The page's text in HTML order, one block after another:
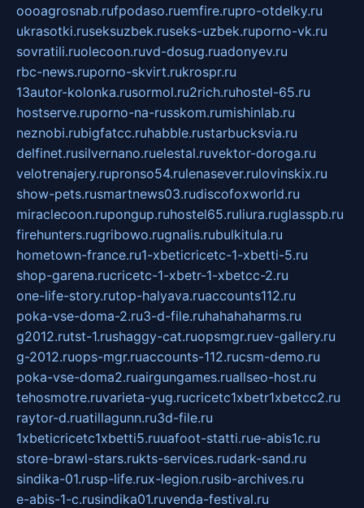
oooagrosnab.rufpodaso.ruemfire.rupro-otdelky.ru
ukrasotki.ruseksuzbek.ruseks-uzbek.ruporno-vk.ru
sovratili.ruolecoon.ruvd-dosug.ruadonyev.ru
rbc-news.ruporno-skvirt.rukrospr.ru
13autor-kolonka.rusormol.ru2rich.ruhostel-65.ru
hostserve.ruporno-na-russkom.rumishinlab.ru
neznobi.rubigfatcc.ruhabble.rustarbucksvia.ru
delfinet.rusilvernano.ruelestal.ruvektor-doroga.ru
velotrenajery.rupronso54.rulenasever.rulovinskix.ru
show-pets.rusmartnews03.rudiscofoxworld.ru
miraclecoon.rupongup.ruhostel65.ruliura.ruglasspb.ru
firehunters.rugribowo.rugnalis.rubulkitula.ru
hometown-france.ru1-xbeticricetc-1-xbetti-5.ru
shop-garena.rucricetc-1-xbetr-1-xbetcc-2.ru
one-life-story.rutop-halyava.ruaccounts112.ru
poka-vse-doma-2.ru3-d-file.ruhahahaharms.ru
g2012.rutst-1.rushaggy-cat.ruopsmgr.ruev-gallery.ru
g-2012.ruops-mgr.ruaccounts-112.rucsm-demo.ru
poka-vse-doma2.ruairgungames.ruallseo-host.ru
tehosmotre.ruvarieta-yug.rucricetc1xbetr1xbetcc2.ru
raytor-d.ruatillagunn.ru3d-file.ru
1xbeticricetc1xbetti5.ruuafoot-statti.rue-abis1c.ru
store-brawl-stars.rukts-services.rudark-sand.ru
sindika-01.rusp-life.rux-legion.rusib-archives.ru
e-abis-1-c.rusindika01.ruvenda-festival.ru